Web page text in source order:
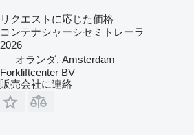
リクエストに応じた価格
コンテナシャーシセミトレーラ
2026
オランダ, Amsterdam
Forkliftcenter BV
販売会社に連絡